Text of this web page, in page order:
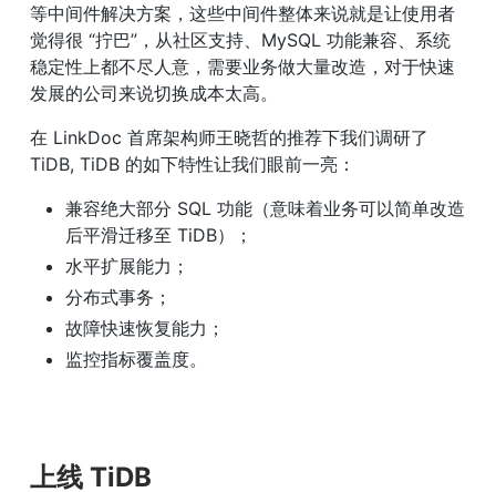
等中间件解决方案，这些中间件整体来说就是让使用者
觉得很 “拧巴”，从社区支持、MySQL 功能兼容、系统
稳定性上都不尽人意，需要业务做大量改造，对于快速
发展的公司来说切换成本太高。
在 LinkDoc 首席架构师王晓哲的推荐下我们调研了
TiDB, TiDB 的如下特性让我们眼前一亮：
兼容绝大部分 SQL 功能（意味着业务可以简单改造
后平滑迁移至 TiDB）；
水平扩展能力；
分布式事务；
故障快速恢复能力；
监控指标覆盖度。
上线 TiDB